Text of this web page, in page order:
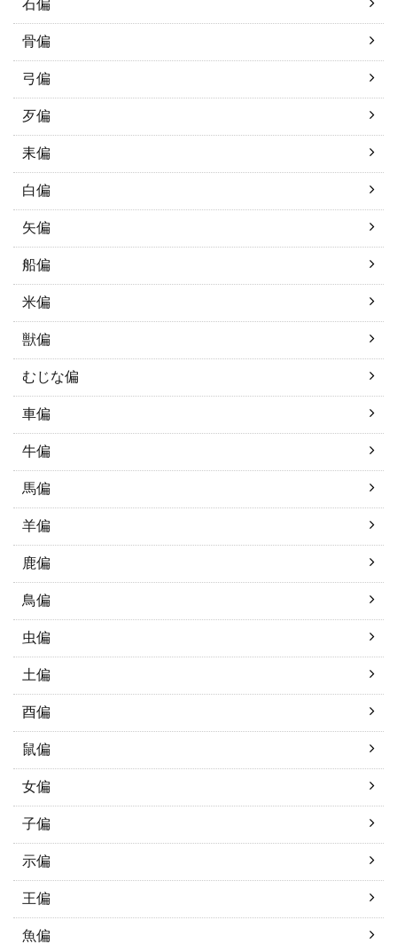
石偏
骨偏
弓偏
歹偏
耒偏
白偏
矢偏
船偏
米偏
獣偏
むじな偏
車偏
牛偏
馬偏
羊偏
鹿偏
鳥偏
虫偏
土偏
酉偏
鼠偏
女偏
子偏
示偏
王偏
魚偏